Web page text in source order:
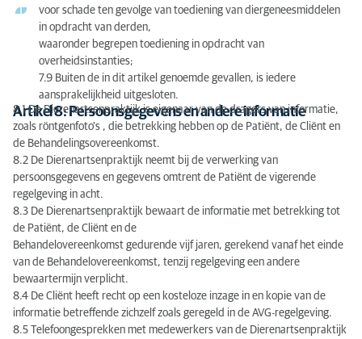
voor schade ten gevolge van toediening van diergeneesmiddelen
in opdracht van derden,
waaronder begrepen toediening in opdracht van
overheidsinstanties;
7.9 Buiten de in dit artikel genoemde gevallen, is iedere
aansprakelijkheid uitgesloten.
Artikel 8: Persoonsgegevens en andere informatie
8.1 De Dierenartsenpraktijk is eigenaar van de dragers van informatie,
zoals röntgenfoto's , die betrekking hebben op de Patiënt, de Cliënt en
de Behandelingsovereenkomst.
8.2 De Dierenartsenpraktijk neemt bij de verwerking van
persoonsgegevens en gegevens omtrent de Patiënt de vigerende
regelgeving in acht.
8.3 De Dierenartsenpraktijk bewaart de informatie met betrekking tot
de Patiënt, de Cliënt en de
Behandelovereenkomst gedurende vijf jaren, gerekend vanaf het einde
van de Behandelovereenkomst, tenzij regelgeving een andere
bewaartermijn verplicht.
8.4 De Cliënt heeft recht op een kosteloze inzage in en kopie van de
informatie betreffende zichzelf zoals geregeld in de AVG-regelgeving.
8.5 Telefoongesprekken met medewerkers van de Dierenartsenpraktijk